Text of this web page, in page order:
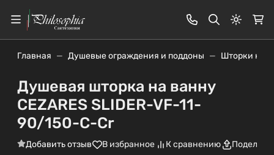
Главная Душевые ограждения и поддоны Шторки на
Душевая шторка на ванну
CEZARES SLIDER-VF-11-
90/150-C-Cr
Добавить отзыв В избранное К сравнению